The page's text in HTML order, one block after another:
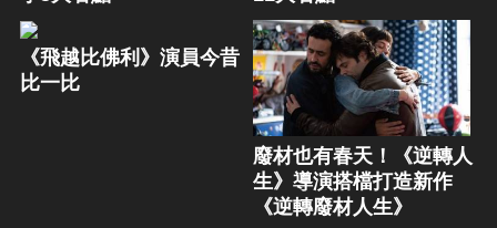
《飛越比佛利》演員今昔
比一比
廢材也有春天！《逆轉人
生》導演搭檔打造新作
《逆轉廢材人生》